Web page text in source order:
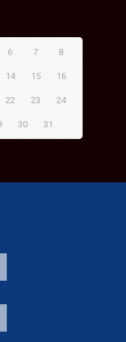
6 7 8
14 15 16
22 23 24
30 31